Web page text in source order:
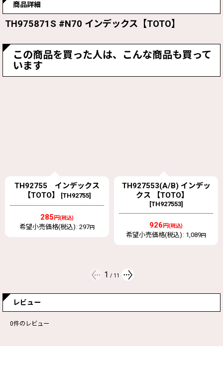
商品詳細
TH975871S #N70 インデックス【TOTO】
この商品を買った人は、こんな商品も買って
います
TH927553(A/B) インデッ
クス 【TOTO】
[TH927553]
926円(税込)
TH97504 インデックス
旧97504【TOTO】
[TH97504]
587 円(税込)
希望小売価格(税込) : 682円
2 / 11
レビュー
0件のレビュー